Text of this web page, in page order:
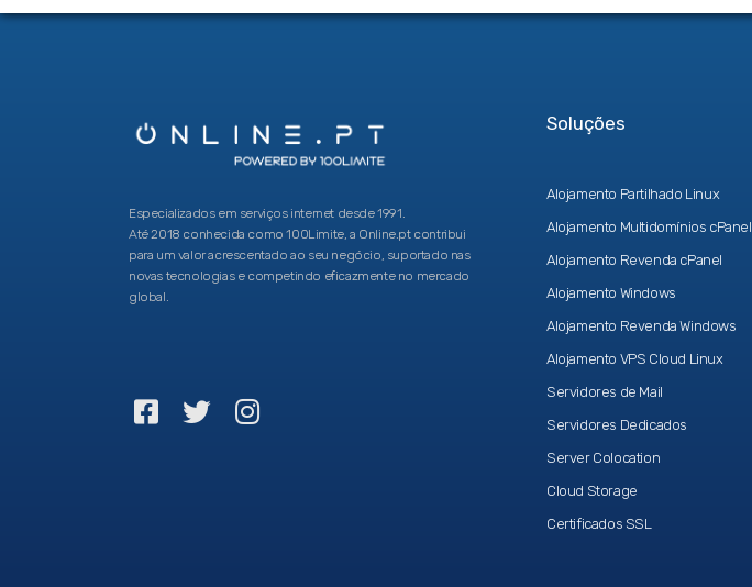
Especializados em serviços internet desde 1991.
Até 2018 conhecida como 100Limite, a Online.pt contribui
para um valor acrescentado ao seu negócio, suportado nas
novas tecnologias e competindo eficazmente no mercado
global.
Soluções
Alojamento Partilhado Linux
Alojamento Multidomínios cPanel
Alojamento Revenda cPanel
Alojamento Windows
Alojamento Revenda Windows
Alojamento VPS Cloud Linux
Servidores de Mail
Servidores Dedicados
Server Colocation
Cloud Storage
Certificados SSL